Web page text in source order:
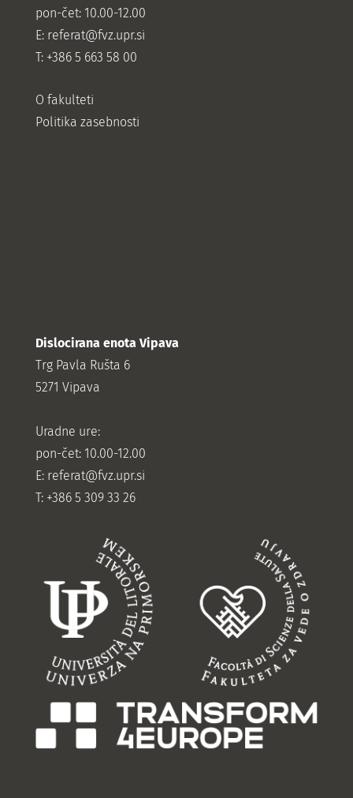
pon-čet: 10.00-12.00
E: referat@fvz.upr.si
T: +386 5 663 58 00
O fakulteti
Politika zasebnosti
Dislocirana enota Vipava
Trg Pavla Rušta 6
5271 Vipava
Uradne ure:
pon-čet: 10.00-12.00
E: referat@fvz.upr.si
T: +386 5 309 33 26